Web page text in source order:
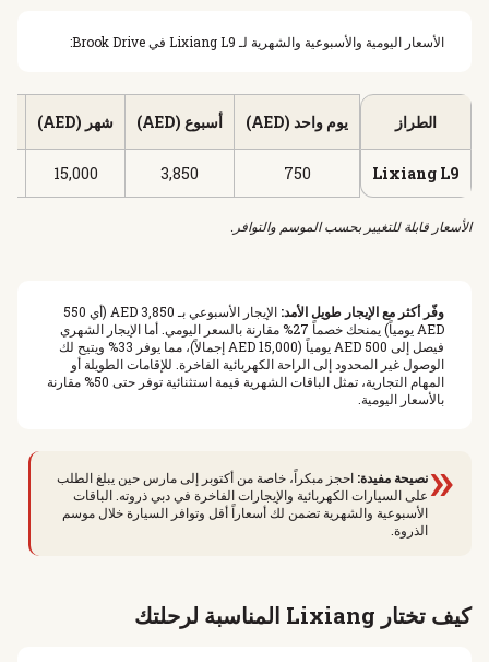
الأسعار اليومية والأسبوعية والشهرية لـ Lixiang L9 في Brook Drive:
الطراز يوم واحد (AED) أسبوع (AED) شهر (AED)
Lixiang L9
750
3,850
15,000
الأسعار قابلة للتغيير بحسب الموسم والتوافر.
وفّر أكثر مع الإيجار طويل الأمد:
الإيجار الأسبوعي بـ 3,850 AED (أي 550
AED يومياً) يمنحك خصماً 27% مقارنة بالسعر اليومي. أما الإيجار الشهري
فيصل إلى 500 AED يومياً (15,000 AED إجمالاً)، مما يوفر 33% ويتيح لك
الوصول غير المحدود إلى الراحة الكهربائية الفاخرة. للإقامات الطويلة أو
المهام التجارية، تمثل الباقات الشهرية قيمة استثنائية توفر حتى 50% مقارنة
بالأسعار اليومية.
«نصيحة مفيدة: احجز مبكراً، خاصة من أكتوبر إلى مارس حين يبلغ الطلب
على السيارات الكهربائية والإيجارات الفاخرة في دبي ذروته. الباقات
الأسبوعية والشهرية تضمن لك أسعاراً أقل وتوافر السيارة خلال موسم
الذروة.
كيف تختار Lixiang المناسبة لرحلتك